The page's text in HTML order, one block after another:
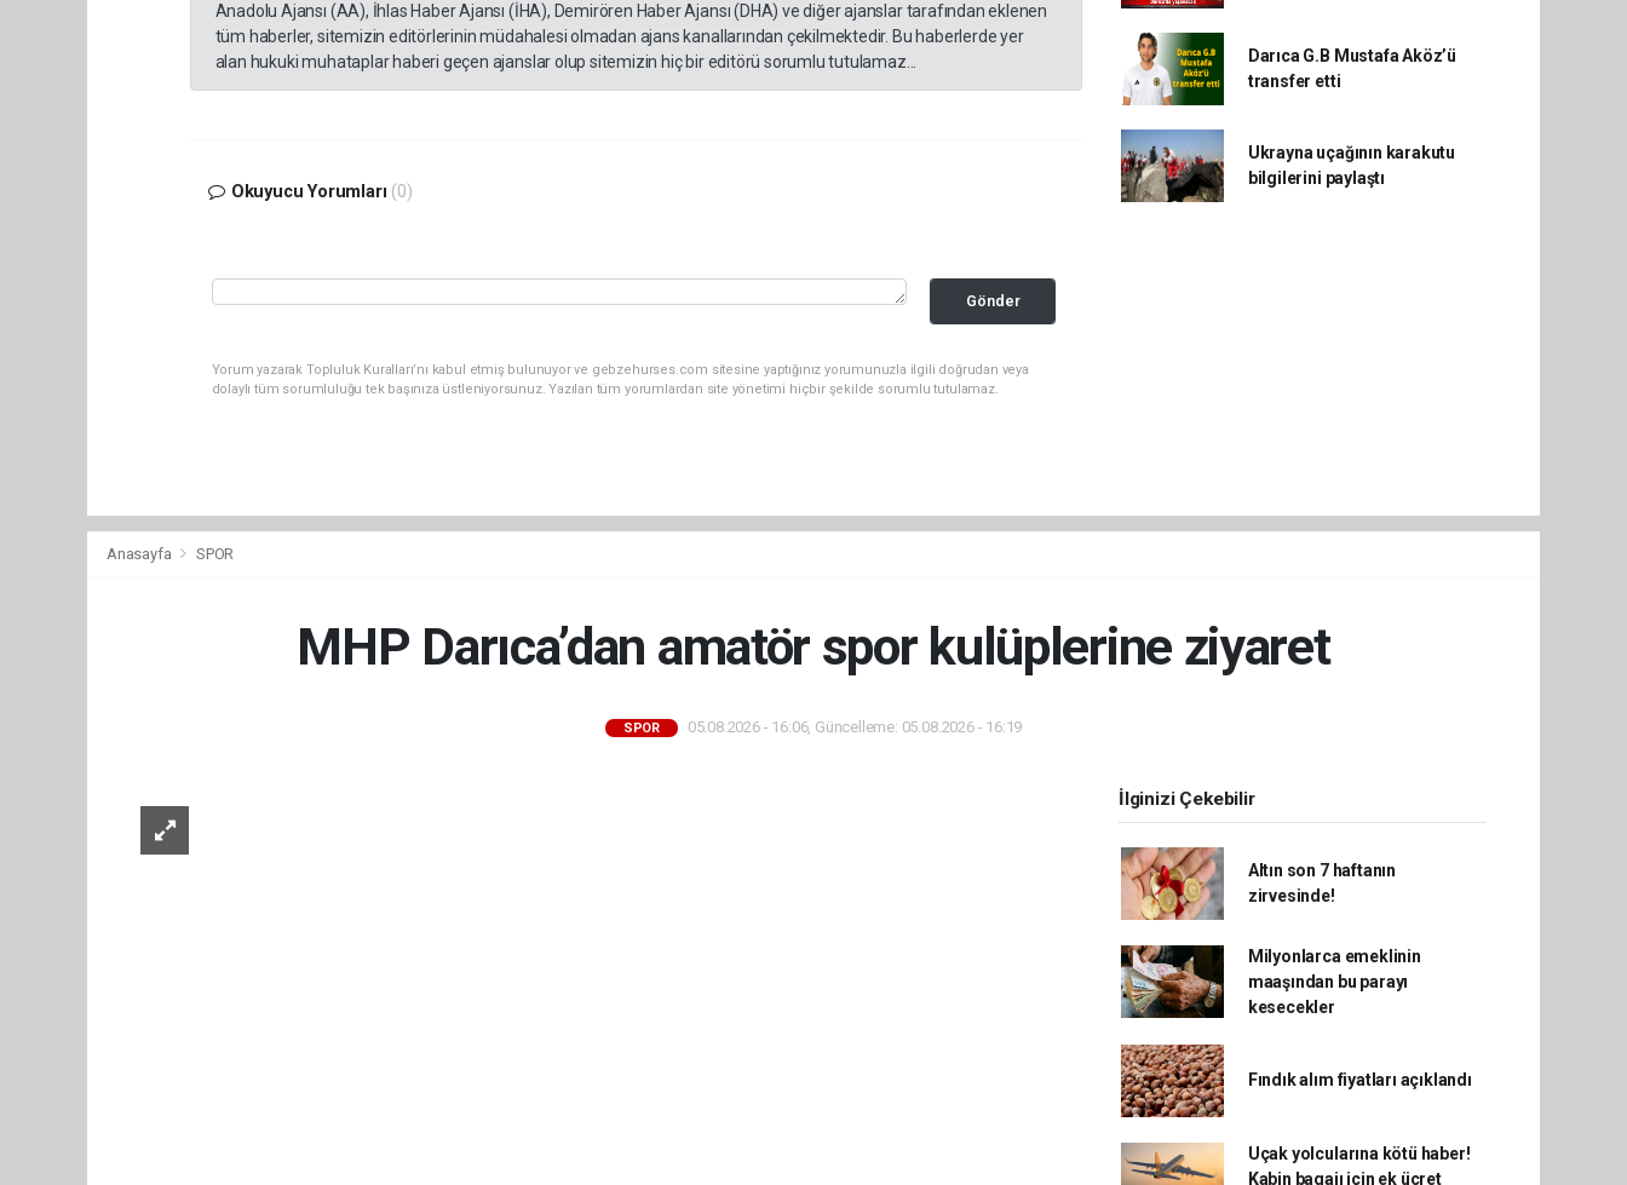
Anadolu Ajansı (AA), İhlas Haber Ajansı (İHA), Demirören Haber Ajansı (DHA) ve diğer ajanslar tarafından eklenen
tüm haberler, sitemizin editörlerinin müdahalesi olmadan ajans kanallarından çekilmektedir. Bu haberlerde yer
alan hukuki muhataplar haberi geçen ajanslar olup sitemizin hiç bir editörü sorumlu tutulamaz...
Okuyucu Yorumları (0)
Gönder
Yorum yazarak Topluluk Kuralları’nı kabul etmiş bulunuyor ve gebzehurses.com sitesine yaptığınız yorumunuzla ilgili doğrudan veya
dolaylı tüm sorumluluğu tek başınıza üstleniyorsunuz. Yazılan tüm yorumlardan site yönetimi hiçbir şekilde sorumlu tutulamaz.
Darıca G.B Mustafa Aköz’ü
transfer etti
Ukrayna uçağının karakutu
bilgilerini paylaştı
Anasayfa SPOR
MHP Darıca’dan amatör spor kulüplerine ziyaret
SPOR 05.08.2026 - 16:06, Güncelleme: 05.08.2026 - 16:19
İlginizi Çekebilir
Altın son 7 haftanın
zirvesinde!
Milyonlarca emeklinin
maaşından bu parayı
kesecekler
Fındık alım fiyatları açıklandı
Uçak yolcularına kötü haber!
Kabin bagajı için ek ücret